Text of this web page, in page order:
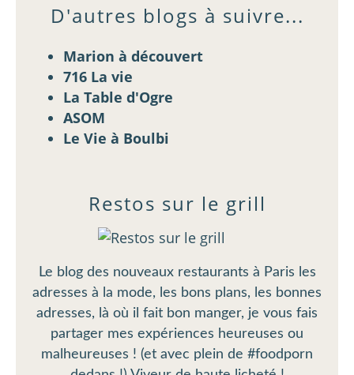
Restos sur le grill
Le blog des nouveaux restaurants à Paris les
adresses à la mode, les bons plans, les bonnes
adresses, là où il fait bon manger, je vous fais
partager mes expériences heureuses ou
malheureuses ! (et avec plein de #foodporn
D'autres blogs à suivre...
Marion à découvert
716 La vie
La Table d'Ogre
ASOM
Le Vie à Boulbi